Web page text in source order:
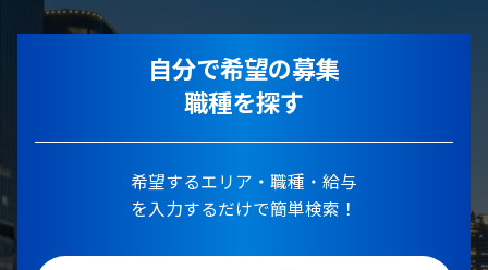
自分で希望の募集
職種を探す
希望するエリア・職種・給与
を入力するだけで簡単検索！